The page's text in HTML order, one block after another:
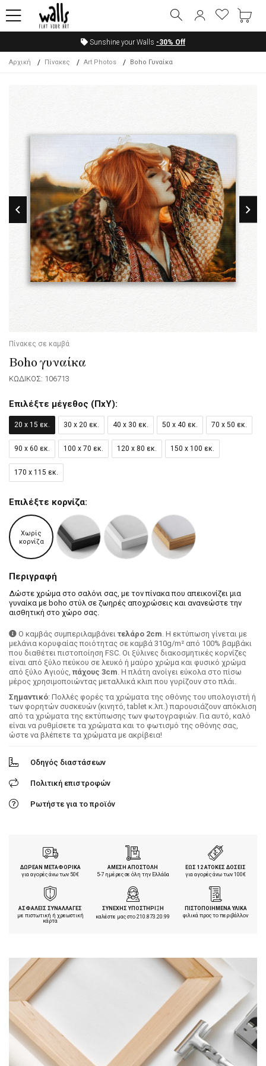
Sunshine your Walls -30% Off
Αρχική Πίνακες Art Photos Boho Γυναίκα
Πίνακες σε καμβά
Boho γυναίκα
ΚΩΔΙΚΟΣ: 106713
Επιλέξτε μέγεθος (ΠxΥ):
20 x 15 εκ. 30 x 20 εκ. 40 x 30 εκ. 50 x 40 εκ. 70 x 50 εκ.
90 x 60 εκ. 100 x 70 εκ. 120 x 80 εκ. 150 x 100 εκ.
170 x 115 εκ.
Επιλέξτε κορνίζα:
Χωρίς
κορνίζα
Περιγραφή
Δώστε χρώμα στο σαλόνι σας, με τον πίνακα που απεικονίζει μια
γυναίκα με boho στύλ σε ζωηρές αποχρώσεις και ανανεώστε την
αισθητική στο χώρο σας.
Ο καμβάς συμπεριλαμβάνει τελάρο 2cm. H εκτύπωση γίνεται με
μελάνια κορυφαίας ποιότητας σε καμβά 310g/m² από 100% βαμβάκι
που διαθέτει πιστοποίηση FSC. Οι ξύλινες διακοσμητικές κορνίζες
είναι από ξύλο πεύκου σε λευκό ή μαύρο χρώμα και φυσικό χρώμα
από ξύλο Αγιούς, πάχους 3cm. Η πλάτη ανοίγει εύκολα στο πίσω
μέρος χρησιμοποιώντας μεταλλικά κλιπ που γυρίζουν στο πλάι.
Σημαντικό: Πολλές φορές τα χρώματα της οθόνης του υπολογιστή ή
των φορητών συσκευών (κινητό, tablet κ.λπ.) παρουσιάζουν απόκλιση
από τα χρώματα της εκτύπωσης των φωτογραφιών. Για αυτό, καλό
είναι να ρυθμίσετε τα χρώματα και το φωτισμό της οθόνης σας,
ώστε να βλέπετε τα χρώματα με ακρίβεια!
Οδηγός διαστάσεων
Πολιτική επιστροφών
Ρωτήστε για το προϊόν
ΔΩΡΕΑΝ ΜΕΤΑΦΟΡΙΚΑ
για αγορές άνω των 50€
ΑΜΕΣΗ ΑΠΟΣΤΟΛΗ
5-7 ημέρες σε όλη την Ελλάδα
ΕΩΣ 12 ΑΤΟΚΕΣ ΔΟΣΕΙΣ
για αγορές άνω των 100€
ΑΣΦΑΛΕΙΣ ΣΥΝΑΛΛΑΓΕΣ
με πιστωτική ή χρεωστική
κάρτα
ΣΥΝΕΧΗΣ ΥΠΟΣΤΗΡΙΞΗ
καλέστε μας στο210.873.20.99
ΠΙΣΤΟΠΟΙΗΜΕΝΑ ΥΛΙΚΑ
φιλικά προς το περιβάλλον